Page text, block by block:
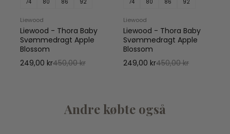
74 80 86 92
Liewood
Liewood - Thora Baby
Svømmedragt Apple
Blossom
249,00 kr450,00 kr
74 80 86 92
Liewood
Liewood - Thora Baby
Svømmedragt Apple
Blossom
249,00 kr450,00 kr
Andre købte også